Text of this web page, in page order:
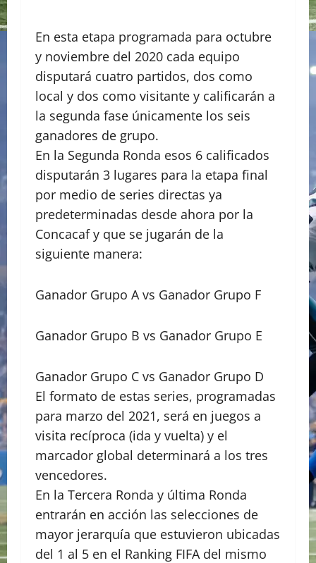
En esta etapa programada para octubre
y noviembre del 2020 cada equipo
disputará cuatro partidos, dos como
local y dos como visitante y calificarán a
la segunda fase únicamente los seis
ganadores de grupo.
En la Segunda Ronda esos 6 calificados
disputarán 3 lugares para la etapa final
por medio de series directas ya
predeterminadas desde ahora por la
Concacaf y que se jugarán de la
siguiente manera:
Ganador Grupo A vs Ganador Grupo F
Ganador Grupo B vs Ganador Grupo E
Ganador Grupo C vs Ganador Grupo D
El formato de estas series, programadas
para marzo del 2021, será en juegos a
visita recíproca (ida y vuelta) y el
marcador global determinará a los tres
vencedores.
En la Tercera Ronda y última Ronda
entrarán en acción las selecciones de
mayor jerarquía que estuvieron ubicadas
del 1 al 5 en el Ranking FIFA del mismo